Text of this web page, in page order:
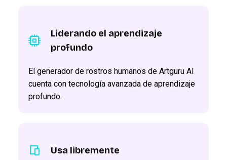
Liderando el aprendizaje
profundo
El generador de rostros humanos de Artguru AI
cuenta con tecnología avanzada de aprendizaje
profundo.
Usa libremente